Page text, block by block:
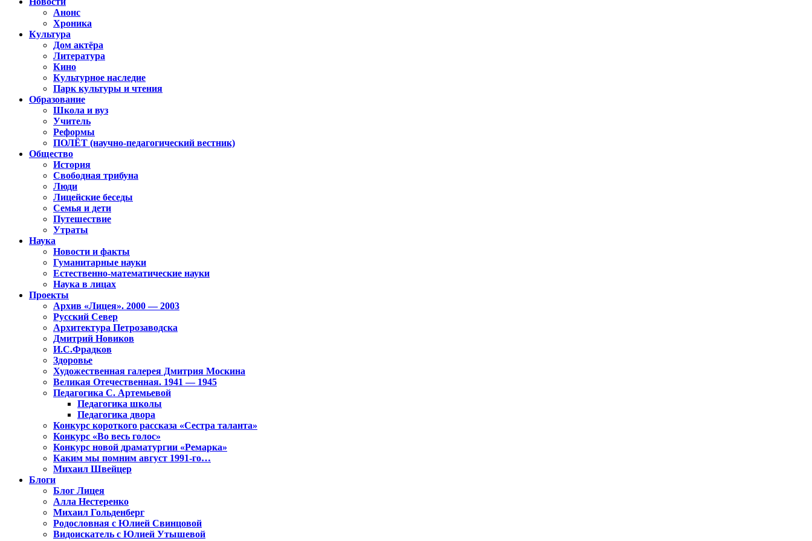
Анонс
Хроника
Культура
Дом актёра
Литература
Кино
Культурное наследие
Парк культуры и чтения
Образование
Школа и вуз
Учитель
Реформы
ПОЛЁТ (научно-педагогический вестник)
Общество
История
Свободная трибуна
Люди
Лицейские беседы
Семья и дети
Путешествие
Утраты
Наука
Новости и факты
Гуманитарные науки
Естественно-математические науки
Наука в лицах
Проекты
Архив «Лицея». 2000 — 2003
Русский Север
Архитектура Петрозаводска
Дмитрий Новиков
И.С.Фрадков
Здоровье
Художественная галерея Дмитрия Москина
Великая Отечественная. 1941 — 1945
Педагогика С. Артемьевой
Педагогика школы
Педагогика двора
Конкурс короткого рассказа «Сестра таланта»
Конкурс «Во весь голос»
Конкурс новой драматургии «Ремарка»
Каким мы помним август 1991-го…
Михаил Швейцер
Блоги
Блог Лицея
Алла Нестеренко
Михаил Гольденберг
Родословная с Юлией Свинцовой
Видоискатель с Юлией Утышевой